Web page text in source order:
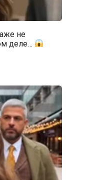
не
деле…